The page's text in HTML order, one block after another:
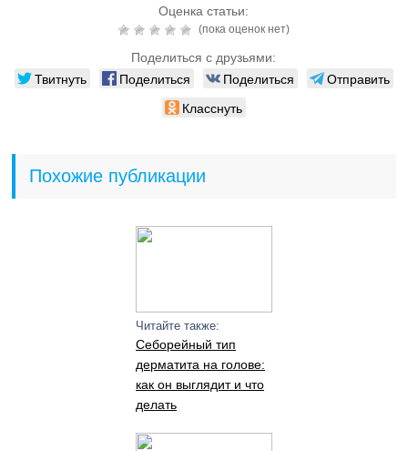
Оценка статьи:
(пока оценок нет)
Поделиться с друзьями:
Твитнуть Поделиться Поделиться
Отправить
Класснуть
Похожие публикации
Читайте также:
Себорейный тип
дерматита на голове:
как он выглядит и что
делать